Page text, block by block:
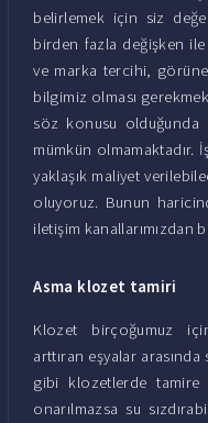
belirlemek için siz
birden fazla değişken
ve marka tercihi,
bilgimiz olması
söz konusu olduğunda
mümkün olmamaktadır.
yaklaşık maliyet
oluyoruz. Bunun
iletişim kanallarımızdan
Asma klozet tamiri
Klozet birçoğumuz
arttıran eşyalar arasında
gibi klozetlerde tamire
onarılmazsa su